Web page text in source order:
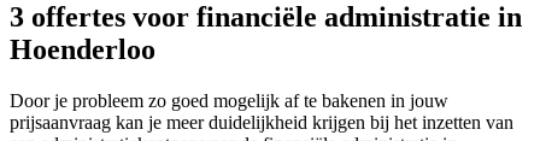
3 offertes voor financiële administratie in
Hoenderloo
Door je probleem zo goed mogelijk af te bakenen in jouw
prijsaanvraag kan je meer duidelijkheid krijgen bij het inzetten van